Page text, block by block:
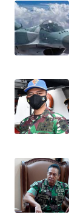
WN
SULUT
WN
WN
MALUT
DAIRI
WN
DANAU
TOBA